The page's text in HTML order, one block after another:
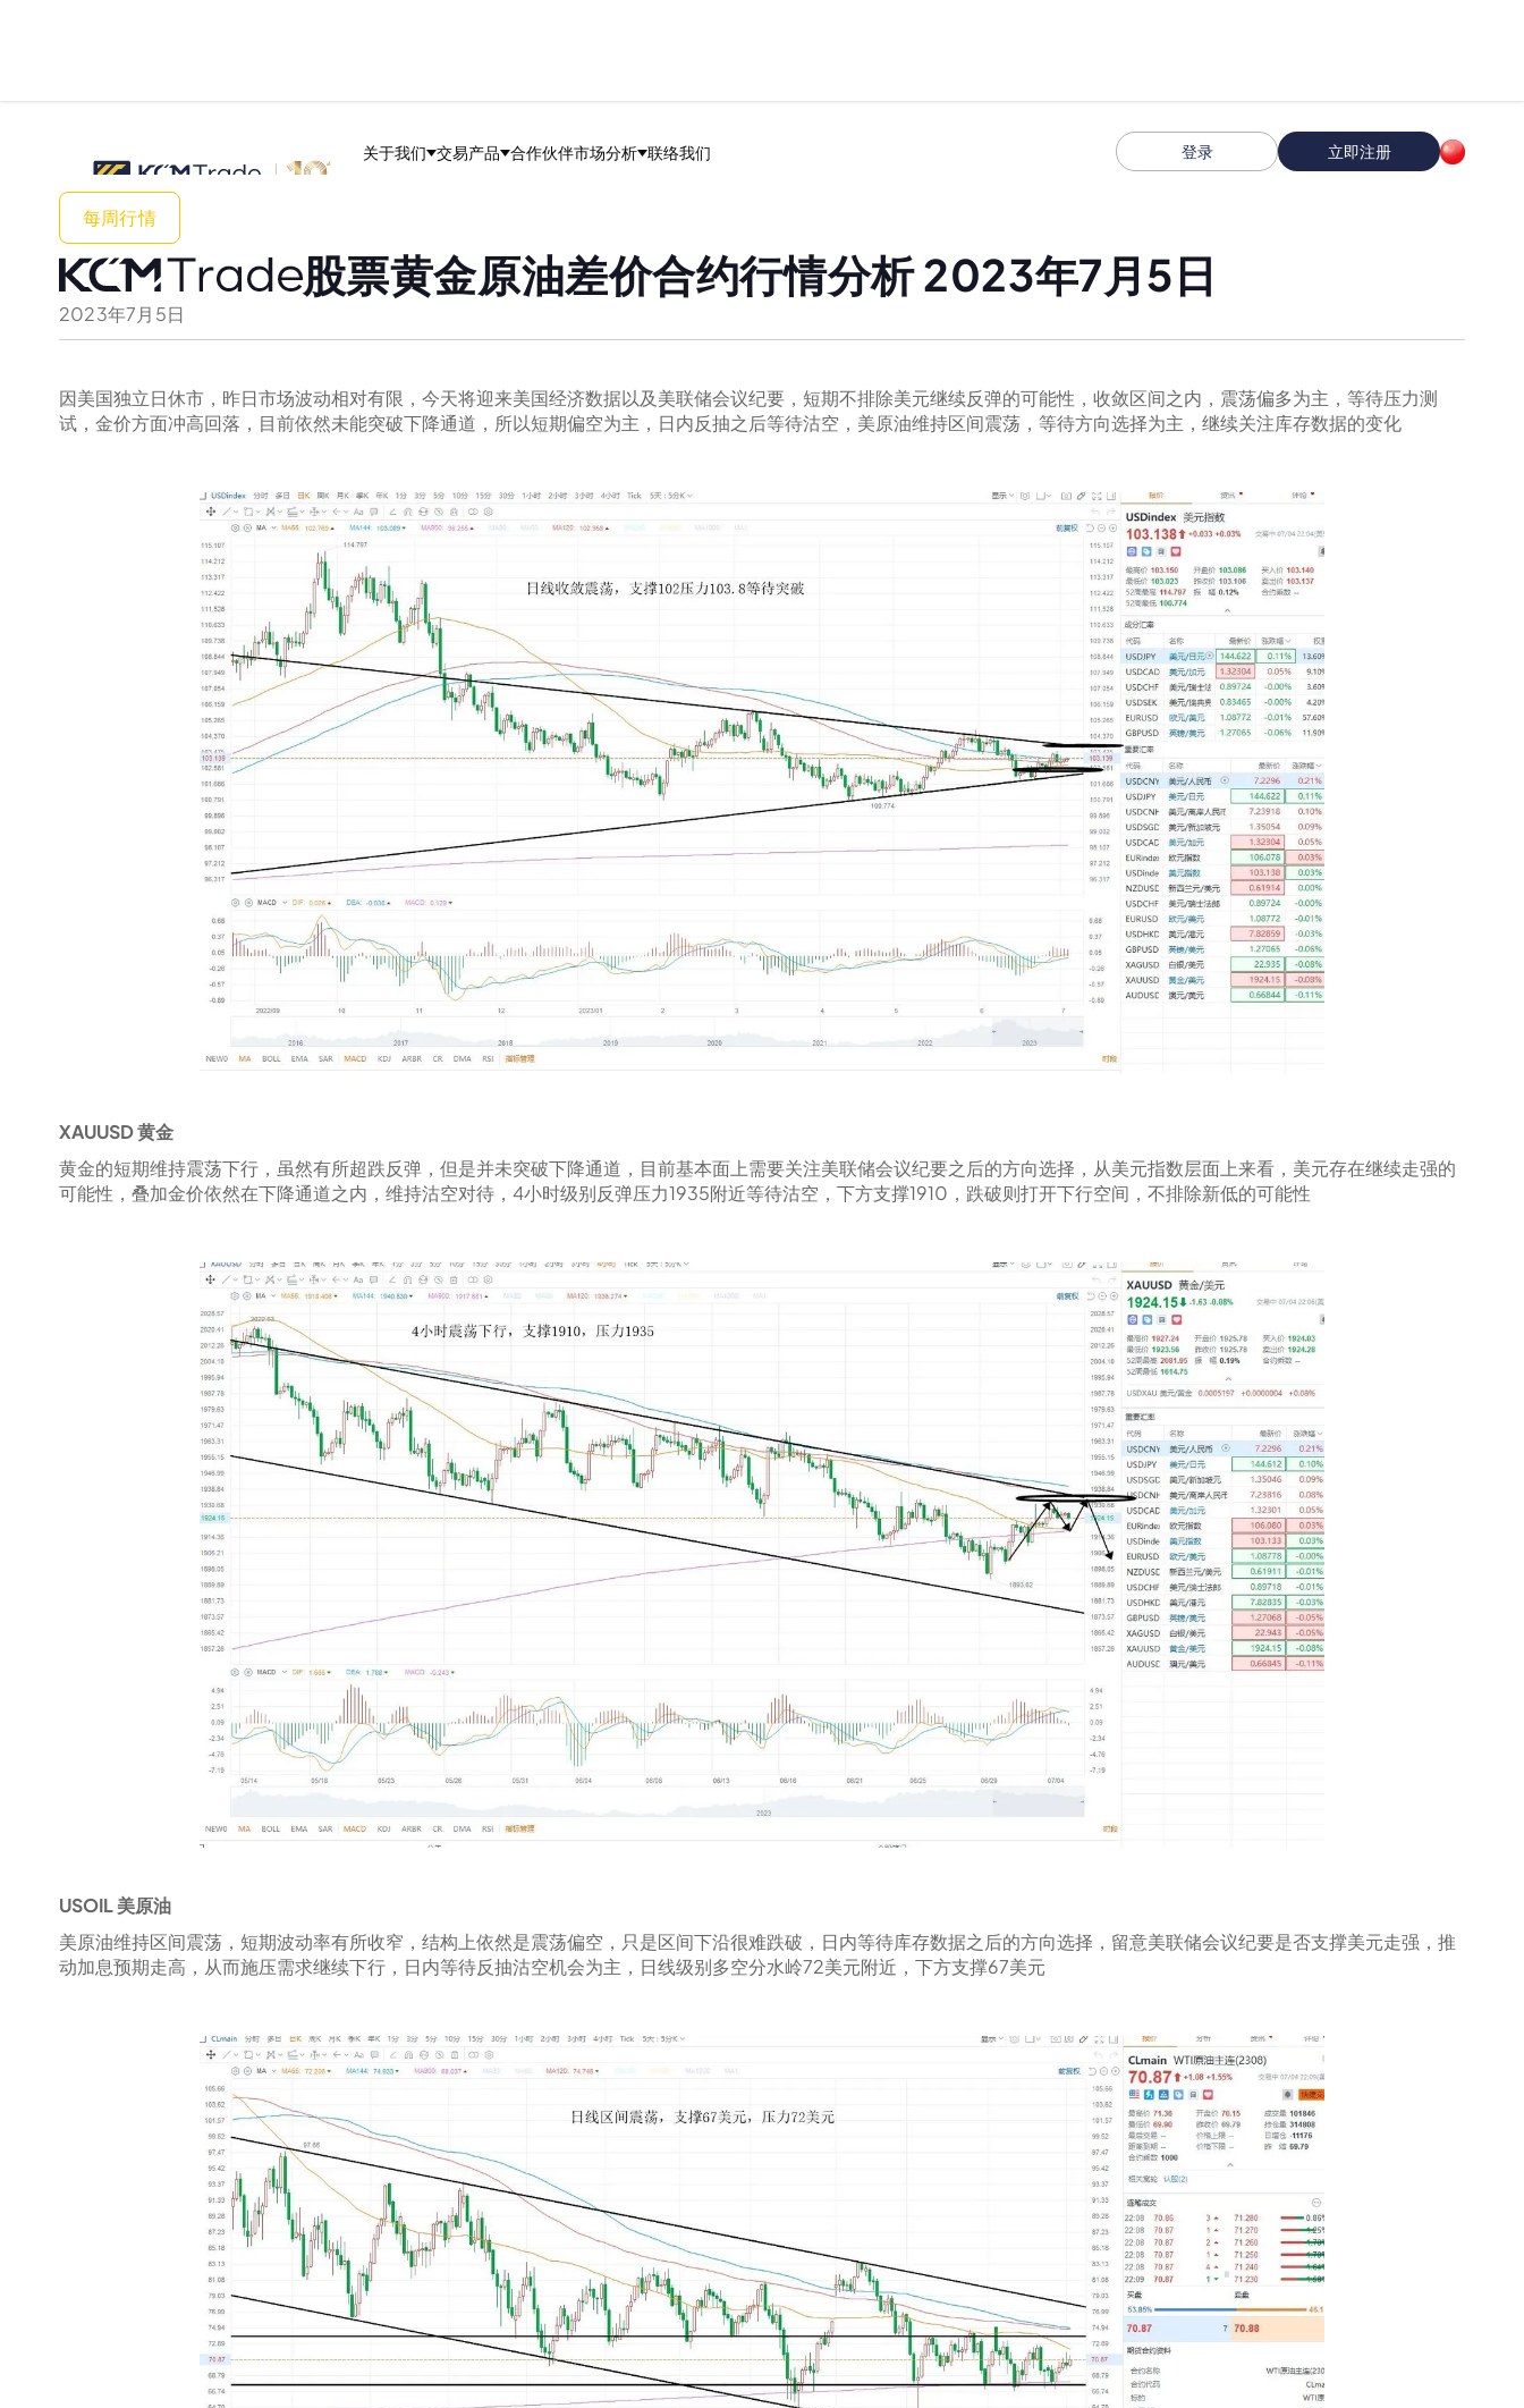
关于我们 交易产品 合作伙伴市场分析 联络我们 登录 立即注册
每周行情
股票黄金原油差价合约行情分析 2023年7月5日
2023年7月 5日
因美国独立日休市，昨日市场波动相对有限，今天将迎来美国经济数据以及美联储会议纪要，短期不排除美元继续反弹的可能性，收敛区间之内，震荡偏多为主，等待压力测
试，金价方面冲高回落，目前依然未能突破下降通道，所以短期偏空为主，日内反抽之后等待沽空，美原油维持区间震荡，等待方向选择为主，继续关注库存数据的变化
XAUUSD 黄金
黄金的短期维持震荡下行，虽然有所超跌反弹，但是并未突破下降通道，目前基本面上需要关注美联储会议纪要之后的方向选择，从美元指数层面上来看，美元存在继续走强的
可能性，叠加金价依然在下降通道之内，维持沽空对待，4小时级别反弹压力1935附近等待沽空，下方支撑1910，跌破则打开下行空间，不排除新低的可能性
USOIL 美原油
美原油维持区间震荡，短期波动率有所收窄，结构上依然是震荡偏空，只是区间下沿很难跌破，日内等待库存数据之后的方向选择，留意美联储会议纪要是否支撑美元走强，推
动加息预期走高，从而施压需求继续下行，日内等待反抽沽空机会为主，日线级别多空分水岭72美元附近，下方支撑67美元